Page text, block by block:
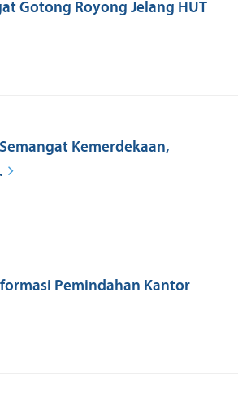
Gotong Royong Jelang HUT
Kemerdekaan,
Pemindahan Kantor